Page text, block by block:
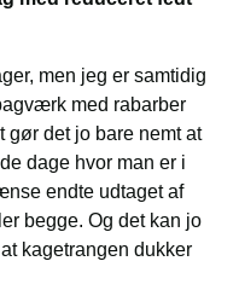
men jeg er samtidig
med rabarber
gør det jo bare nemt at
dage hvor man er i
endte udtaget af
begge. Og det kan jo
kagetrangen dukker